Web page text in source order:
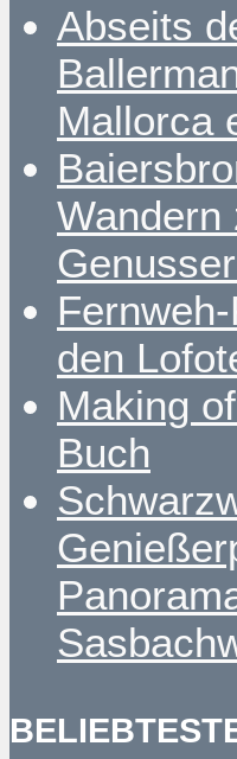
Abseits
Mallorca
Wandern
den
Making
Buch